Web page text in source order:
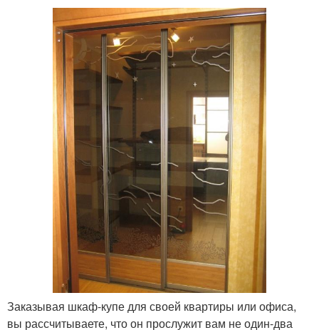
Заказывая шкаф-купе для своей квартиры или офиса,
вы рассчитываете, что он прослужит вам не один-два